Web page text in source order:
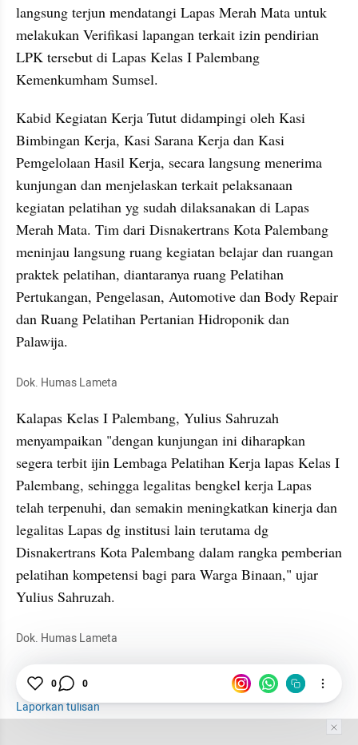
langsung terjun mendatangi Lapas Merah Mata untuk
melakukan Verifikasi lapangan terkait izin pendirian
LPK tersebut di Lapas Kelas I Palembang
Kemenkumham Sumsel.
Kabid Kegiatan Kerja Tutut didampingi oleh Kasi
Bimbingan Kerja, Kasi Sarana Kerja dan Kasi
Pemgelolaan Hasil Kerja, secara langsung menerima
kunjungan dan menjelaskan terkait pelaksanaan
kegiatan pelatihan yg sudah dilaksanakan di Lapas
Merah Mata. Tim dari Disnakertrans Kota Palembang
meninjau langsung ruang kegiatan belajar dan ruangan
praktek pelatihan, diantaranya ruang Pelatihan
Pertukangan, Pengelasan, Automotive dan Body Repair
dan Ruang Pelatihan Pertanian Hidroponik dan
Palawija.
Dok. Humas Lameta
Kalapas Kelas I Palembang, Yulius Sahruzah
menyampaikan "dengan kunjungan ini diharapkan
segera terbit ijin Lembaga Pelatihan Kerja lapas Kelas I
Palembang, sehingga legalitas bengkel kerja Lapas
telah terpenuhi, dan semakin meningkatkan kinerja dan
legalitas Lapas dg institusi lain terutama dg
Disnakertrans Kota Palembang dalam rangka pemberian
pelatihan kompetensi bagi para Warga Binaan," ujar
Yulius Sahruzah.
Dok. Humas Lameta
Lapas Otomotif
Repair Velg Mobil
Laporkan tulisan
0 0